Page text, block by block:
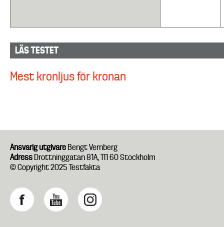
LÄS TESTET
Mest kronljus för kronan
Ansvarig utgivare Bengt Vernberg
Adress Drottninggatan 81A, 111 60 Stockholm
© Copyright 2025 Testfakta